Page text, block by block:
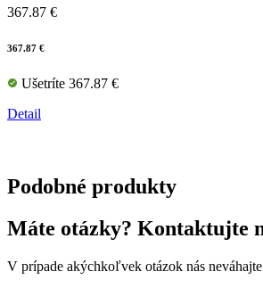
367.87 €
367.87 €
Ušetríte 367.87 €
Detail
Podobné produkty
Máte otázky? Kontaktujte
V prípade akýchkoľvek otázok nás